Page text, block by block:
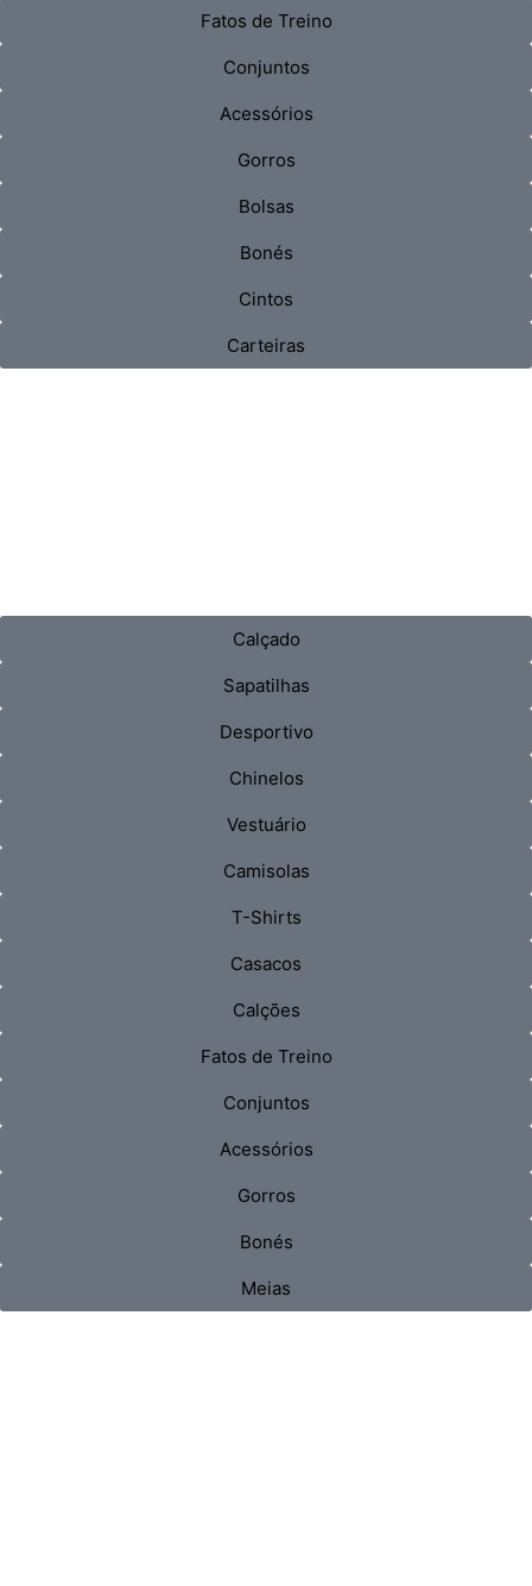
Fatos de Treino
Conjuntos
Acessórios
Gorros
Bolsas
Bonés
Cintos
Carteiras
Calçado
Sapatilhas
Desportivo
Chinelos
Vestuário
Camisolas
T-Shirts
Casacos
Calções
Fatos de Treino
Conjuntos
Acessórios
Gorros
Bonés
Meias